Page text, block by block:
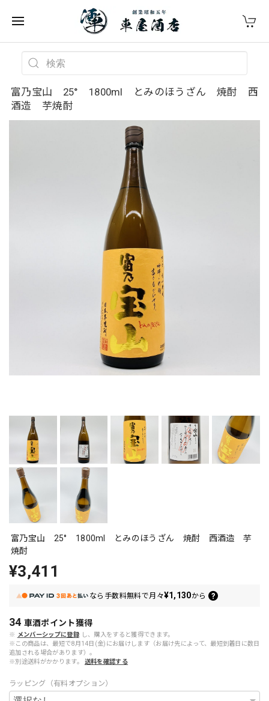
富乃宝山 25° 1800ml とみのほうざん 焼酎 西
酒造 芋焼酎
富乃宝山 25° 1800ml とみのほうざん 焼酎 西酒造 芋
焼酎
¥3,411
なら 手数料無料で月々¥1,130から
34 車酒ポイント獲得
※ メンバーシップに登録 し、購入をすると獲得できます。
※この商品は、最短で8月14日(金)にお届けします（お届け先によって、最短到着日に数日
追加される場合があります）。
※別途送料がかかります。
送料を確認する
ラッピング（有料オプション）